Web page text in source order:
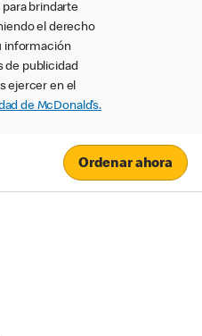
brindarte
el derecho
información
de publicidad
ejercer en el
de McDonald’s.
Ordenar ahora